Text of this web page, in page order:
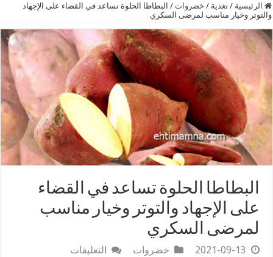
الرئيسية / تغذية / خضروات / البطاطا الحلوة تساعد في القضاء على الإجهاد
والتوتر وخيار مناسب لمرضى السكري
البطاطا الحلوة تساعد في القضاء
على الإجهاد والتوتر وخيار مناسب
لمرضى السكري
2021-09-13 خضروات التعليقات